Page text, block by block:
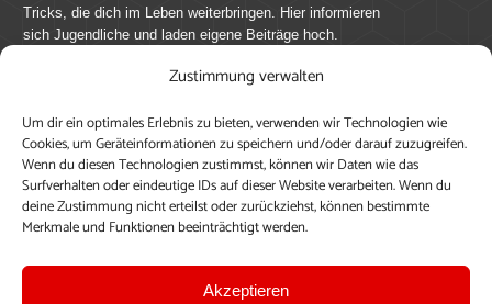
Zustimmung verwalten
Um dir ein optimales Erlebnis zu bieten, verwenden wir Technologien wie
Cookies, um Geräteinformationen zu speichern und/oder darauf zuzugreifen.
Wenn du diesen Technologien zustimmst, können wir Daten wie das
Surfverhalten oder eindeutige IDs auf dieser Website verarbeiten. Wenn du
deine Zustimmung nicht erteilst oder zurückziehst, können bestimmte
Merkmale und Funktionen beeinträchtigt werden.
Akzeptieren
Tricks, die dich im Leben weiterbringen. Hier informieren
sich Jugendliche und laden eigene Beiträge hoch.
youpod.de lebt von Menschen wie dir. Sammel
journalistische Erfahrung, teile deine Perspektive und
veröffentliche deine Beiträge auf youpod.de.Du musst
dich anmelden, um alle Funktionen nutzen zu können, ein
Profil anzulegen, eigene Beiträge hochzuladen und zu
Einloggen